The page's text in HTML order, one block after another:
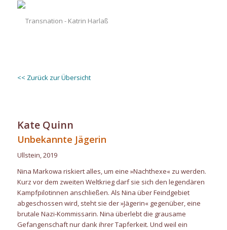
<< Zurück zur Übersicht
Kate Quinn
Unbekannte Jägerin
Ullstein, 2019
Nina Markowa riskiert alles, um eine »Nachthexe« zu werden.
Kurz vor dem zweiten Weltkrieg darf sie sich den legendären
Kampfpilotinnen anschließen. Als Nina über Feindgebiet
abgeschossen wird, steht sie der »Jägerin« gegenüber, eine
brutale Nazi-Kommissarin. Nina überlebt die grausame
Gefangenschaft nur dank ihrer Tapferkeit. Und weil ein